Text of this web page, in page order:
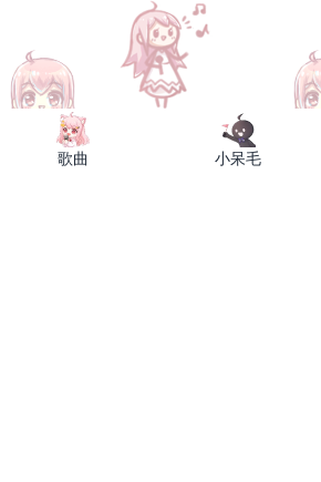
歌曲 小呆毛